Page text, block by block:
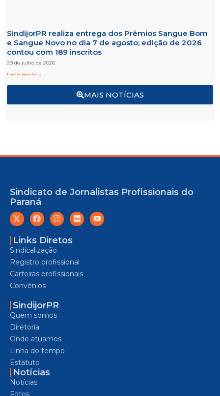
MAIS NOTÍCIAS
SindijorPR realiza entrega dos Prêmios Sangue Bom
e Sangue Novo no dia 7 de agosto; edição de 2026
contou com 189 inscritos
29 de julho de 2026
Leia mais »
Sindicato de Jornalistas Profissionais do
Paraná
Links Diretos
Sindicalização
Registro profissional
Carteiras profissionais
Convênios
SindijorPR
Quem somos
Diretoria
Onde atuamos
Linha do tempo
Estatuto
Notícias
Notícias
Fotos